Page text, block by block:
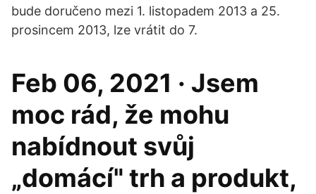
bude doručeno mezi 1. listopadem 2013 a 25.
prosincem 2013, lze vrátit do 7.
Feb 06, 2021 · Jsem
moc rád, že mohu
nabídnout svůj
„domácí" trh a produkt,